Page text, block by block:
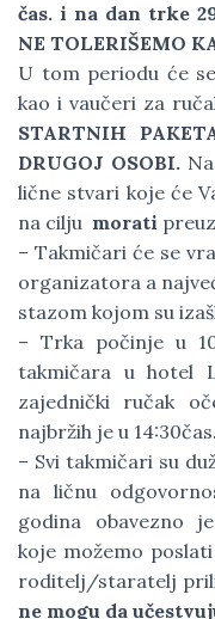
čas. i na dan trke
NE TOLERIŠEMO
U tom periodu će
kao i vaučeri za
STARTNIH
DRUGOJ OSOBI.Na
lične stvari koje će
na cilju morati
– Takmičari će se
organizatora a
stazom kojom su
– Trka počinje u
takmičara u hotel
zajednički ručak
najbržih je u 14:30čas.
– Svi takmičari su
na ličnu
godina obavezno
koje možemo
roditelj/staratelj
ne mogu da